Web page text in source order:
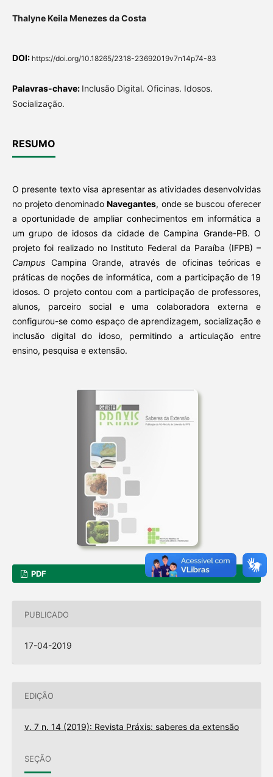
Thalyne Keila Menezes da Costa
DOI: https://doi.org/10.18265/2318-23692019v7n14p74-83
Palavras-chave: Inclusão Digital. Oficinas. Idosos.
Socialização.
RESUMO
O presente texto visa apresentar as atividades desenvolvidas
no projeto denominadoNavegantes, onde se buscou oferecer
a oportunidade de ampliar conhecimentos em informática a
um grupo de idosos da cidade de Campina Grande-PB. O
projeto foi realizado no Instituto Federal da Paraíba (IFPB) –
Campus Campina Grande, através de oficinas teóricas e
práticas de noções de informática, com a participação de 19
idosos. O projeto contou com a participação de professores,
alunos, parceiro social e uma colaboradora externa e
configurou-se como espaço de aprendizagem, socialização e
inclusão digital do idoso, permitindo a articulação entre
ensino, pesquisa e extensão.
PDF
PUBLICADO
17-04-2019
EDIÇÃO
v. 7 n. 14 (2019): Revista Práxis: saberes da extensão
SEÇÃO